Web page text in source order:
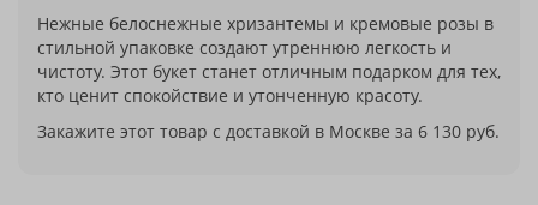
Нежные белоснежные хризантемы и кремовые розы в
стильной упаковке создают утреннюю легкость и
чистоту. Этот букет станет отличным подарком для тех,
кто ценит спокойствие и утонченную красоту.
Закажите этот товар с доставкой в Москве за 6 130 руб.